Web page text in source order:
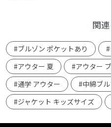
関
#ブルゾン ポケットあり
#アウター 夏
#アウター
#通学 アウター
#中綿ブ
#ジャケット キッズサイズ